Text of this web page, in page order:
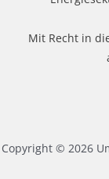
Mit Recht in
Copyright © 2026